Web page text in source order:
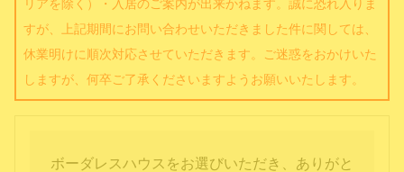
リアを除く）・入居のご案内が出来かねます。誠に恐れ入りま
すが、上記期間にお問い合わせいただきました件に関しては、
休業明けに順次対応させていただきます。ご迷惑をおかけいた
しますが、何卒ご了承くださいますようお願いいたします。
ボーダレスハウスをお選びいただき、ありがと